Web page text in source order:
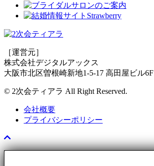
［運営元］
株式会社デジタルアックス
大阪市北区曽根崎新地1-5-17 高田屋ビル6F
© 2次会ティアラ All Right Reserved.
会社概要
プライバシーポリシー